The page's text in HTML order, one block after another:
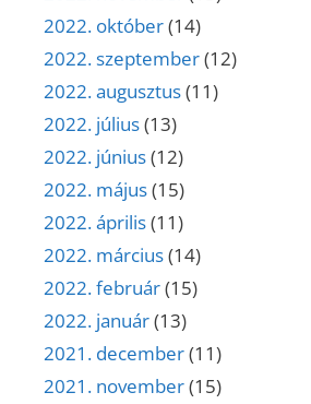
2022. október(14)
2022. szeptember(12)
2022. augusztus(11)
2022. július(13)
2022. június(12)
2022. május(15)
2022. április(11)
2022. március(14)
2022. február(15)
2022. január(13)
2021. december(11)
2021. november(15)